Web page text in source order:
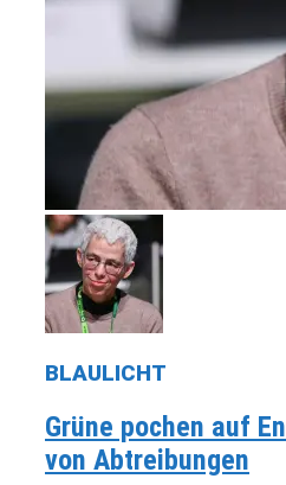
BLAULICHT
Grüne pochen auf
von Abtreibungen